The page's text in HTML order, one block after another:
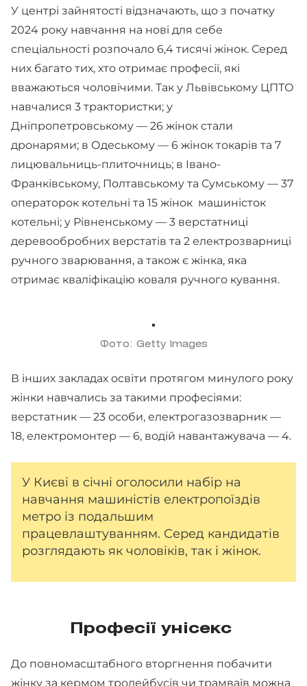
У центрі зайнятості відзначають, що з початку
2024 року навчання на нові для себе
спеціальності розпочало 6,4 тисячі жінок. Серед
них багато тих, хто отримає професії, які
вважаються чоловічими. Так у Львівському ЦПТО
навчалися 3 трактористки; у
Дніпропетровському — 26 жінок стали
дронарями; в Одеському — 6 жінок токарів та 7
лицювальниць-плиточниць; в Івано-
Франківському, Полтавському та Сумському — 37
операторок котельні та 15 жінок машиністок
котельні; у Рівненському — 3 верстатниці
деревообробних верстатів та 2 електрозварниці
ручного зварювання, а також є жінка, яка
отримає кваліфікацію коваля ручного кування.
Фото: Getty Images
В інших закладах освіти протягом минулого року
жінки навчались за такими професіями:
верстатник — 23 особи, електрогазозварник —
18, електромонтер — 6, водій навантажувача — 4.
У Києві в січні оголосили набір на
навчання машиністів електропоїздів
метро із подальшим
працевлаштуванням. Серед кандидатів
розглядають як чоловіків, так і жінок.
Професії унісекс
До повномасштабного вторгнення побачити
жінку за кермом тролейбусів чи трамваїв можна